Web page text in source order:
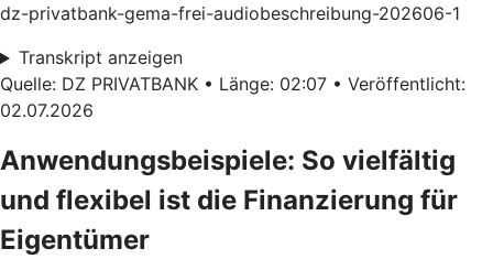
dz-privatbank-gema-frei-audiobeschreibung-202606-1
Transkript anzeigen
Quelle: DZ PRIVATBANK • Länge: 02:07 • Veröffentlicht:
02.07.2026
Anwendungsbeispiele: So vielfältig
und flexibel ist die Finanzierung für
Eigentümer